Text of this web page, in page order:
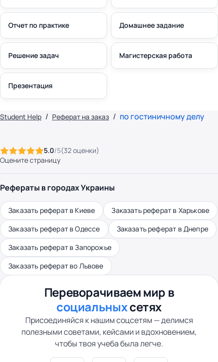
Отчет по практике Домашнее задание
Решение задач Магистерская работа
Презентация
Student Help Реферат на заказ по гостиничному делу
5.0/5(32оценки)
Оцените страницу
Рефераты в городах Украины
Заказать реферат в Киеве
Заказать реферат в Харькове
Заказать реферат в Одессе
Заказать реферат в Днепре
Заказать реферат в Запорожье
Заказать реферат во Львове
Переворачиваем мир в
социальныхсетях
Присоединяйся к нашим соцсетям — делимся
полезными советами, кейсами и вдохновением,
чтобы твоя учеба была легче.